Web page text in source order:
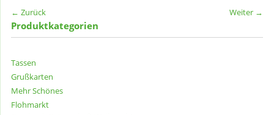
← Zurück Weiter →
Produktkategorien
Tassen
Grußkarten
Mehr Schönes
Flohmarkt